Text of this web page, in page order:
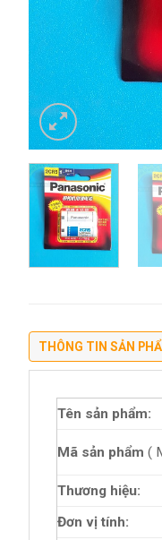
THÔNG TIN SẢN
Tên sản phẩm:
Mã sản phẩm (
Thương hiệu:
Đơn vị tính: